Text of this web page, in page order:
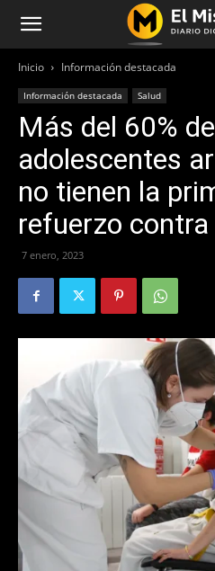
Inicio Información destacada
Información destacada Salud
Más del 60%
adolescentes
no tienen la
refuerzo contra
7 enero, 2023